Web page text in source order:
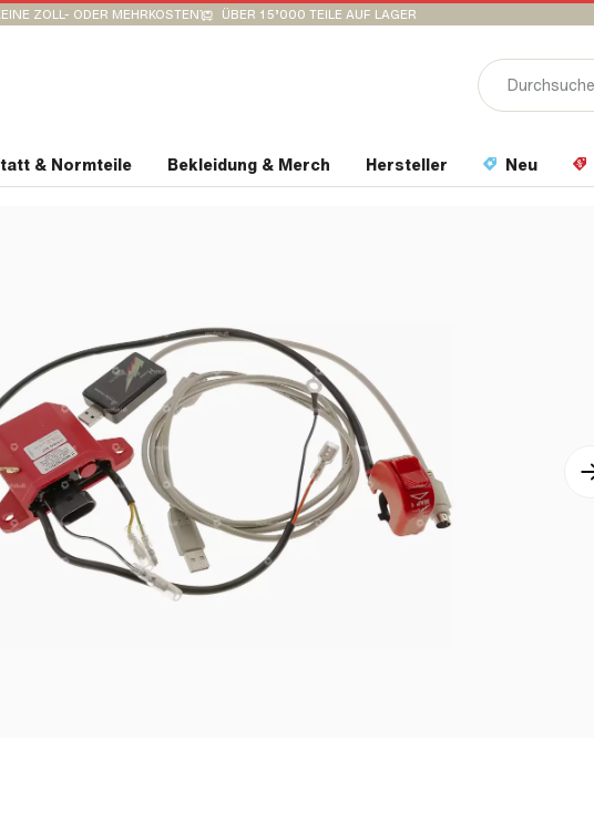
ZOLL- ODER MEHRKOSTEN ÜBER 15’000 TEILE AUF LAGER
& Normteile Bekleidung & Merch Hersteller Neu